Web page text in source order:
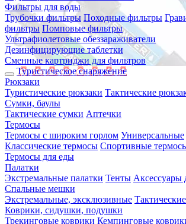
Фильтры для воды
Трубочки фильтры Походные фильтры
фильтры Помповые фильтры
Ультрафиолетовые обеззараживатели
Дезинфицирующие таблетки
Сменные картриджи для фильтров
Туристическое снаряжение
Рюкзаки
Туристические рюкзаки Тактические
Сумки, баулы
Тактические сумки Аптечки
Термосы
Термосы с широким горлом Универсальные
Классические термосы Спортивные
Термосы для еды
Палатки
Экстремальные палатки Тенты Аксессуары
Спальные мешки
Экстремальные, эксклюзивные
Коврики, сидушки, подушки
Трекинговые коврики Кемпинговые